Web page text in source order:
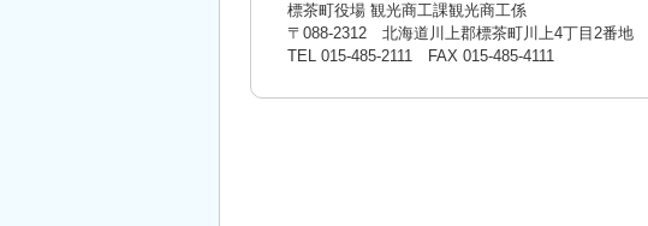
標茶町役場 観光商工課観光商工係
〒088-2312 北海道川上郡標茶町川上4丁目2番地
TEL 015-485-2111 FAX 015-485-4111